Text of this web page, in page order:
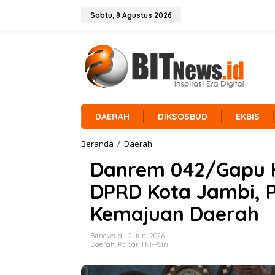
Sabtu, 8 Agustus 2026
DAERAH DIKSOSBUD EKBIS
Beranda / Daerah
n
r
e
m
4
2
/
a
Danrem 042/
DPRD Kota Jambi,
Kemajuan Daerah
Bitnews.id
2 Juni 2026
Daerah, Kabar TNI-Polri